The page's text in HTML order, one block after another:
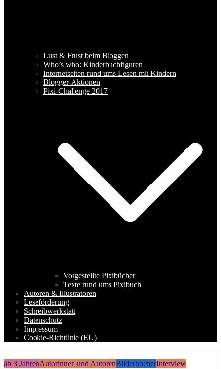
Lust & Frust beim Bloggen
Who’s who: Kinderbuchfiguren
Internetseiten rund ums Lesen mit Kindern
Blogger-Aktionen
Pixi-Challenge 2017
Vorgestellte Pixibücher
Texte rund ums Pixibuch
Autoren & Illustratoren
Leseförderung
Schreibwerkstatt
Datenschutz
Impressum
Cookie-Richtlinie (EU)
ab 3 JahrenAutorinnen und AutorenBilderbücherInterview